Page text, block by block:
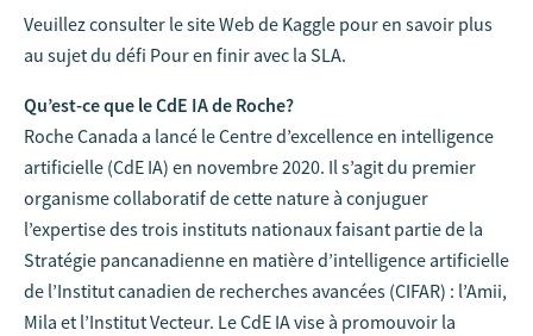
Veuillez consulter le site Web de Kaggle pour en savoir plus
au sujet du défi Pour en finir avec la SLA.
Qu’est-ce que le CdE IA de Roche?
Roche Canada a lancé le Centre d’excellence en intelligence
artificielle (CdE IA) en novembre 2020. Il s’agit du premier
organisme collaboratif de cette nature à conjuguer
l’expertise des trois instituts nationaux faisant partie de la
Stratégie pancanadienne en matière d’intelligence artificielle
de l’Institut canadien de recherches avancées (CIFAR) : l’Amii,
Mila et l’Institut Vecteur. Le CdE IA vise à promouvoir la